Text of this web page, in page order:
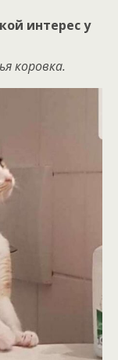
интерес у
коровка.